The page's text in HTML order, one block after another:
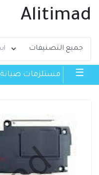
Alitimad
☰ مستلزمات صيانة